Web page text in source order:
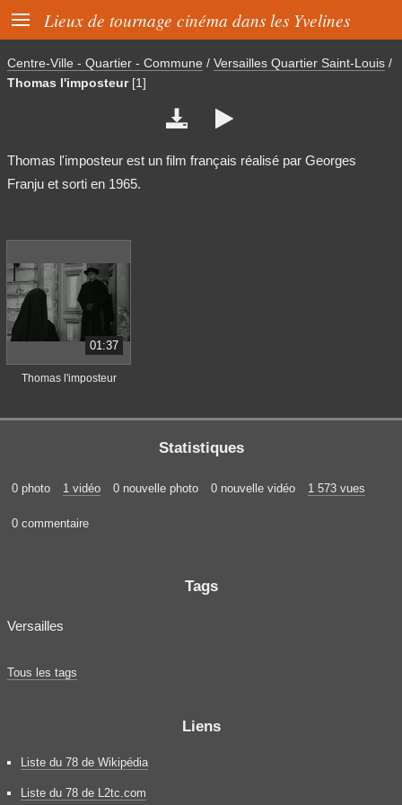
 Lieux de tournage cinéma dans les Yvelines
Centre-Ville - Quartier - Commune / Versailles Quartier Saint-Louis /
Thomas l'imposteur [1]
 
Thomas l'imposteur est un film français réalisé par Georges
Franju et sorti en 1965.
01:37
Thomas l'imposteur
Statistiques
0 photo 1 vidéo 0 nouvelle photo 0 nouvelle vidéo 1 573 vues
0 commentaire
Tags
Versailles
Tous les tags
Liens
Liste du 78 de Wikipédia
Liste du 78 de L2tc.com